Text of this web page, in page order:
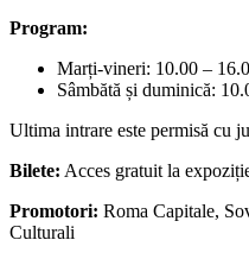
Program:
Marți-vineri: 10.00 –
Sâmbătă și duminică:
Ultima intrare este permisă cu
Bilete: Acces gratuit la
Promotori: Roma Capitale,
Culturali